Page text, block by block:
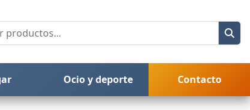
Ocio y deporte Contacto